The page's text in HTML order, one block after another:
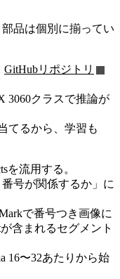
品は個別に揃ってい
GitHubリポジトリ
3060クラスで推論が
てるから、学習も
を流用する。
号が関係するか」に
で番号つき画像に
含まれるセグメント
16〜32あたりから始